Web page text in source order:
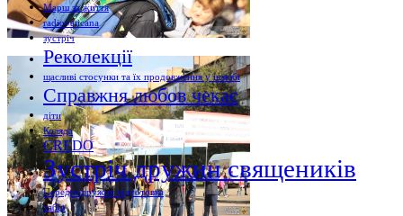
Марш за життя
radiovaticana
зустріч
Реколекції
щасливі стосунки та їх продовження у шлюбі
Справжня любов чекає
діти
Коляда
CREDO
Зустріч дружин священиків
Передподружня підготовка
табір